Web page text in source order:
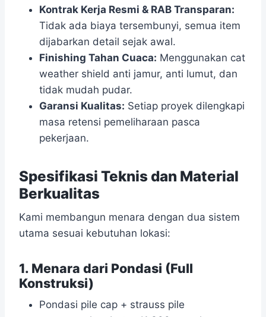
Kontrak Kerja Resmi & RAB Transparan:
Tidak ada biaya tersembunyi, semua item
dijabarkan detail sejak awal.
Finishing Tahan Cuaca: Menggunakan cat
weather shield anti jamur, anti lumut, dan
tidak mudah pudar.
Garansi Kualitas: Setiap proyek dilengkapi
masa retensi pemeliharaan pasca
pekerjaan.
Spesifikasi Teknis dan Material
Berkualitas
Kami membangun menara dengan dua sistem
utama sesuai kebutuhan lokasi:
1. Menara dari Pondasi (Full
Konstruksi)
Pondasi pile cap + strauss pile